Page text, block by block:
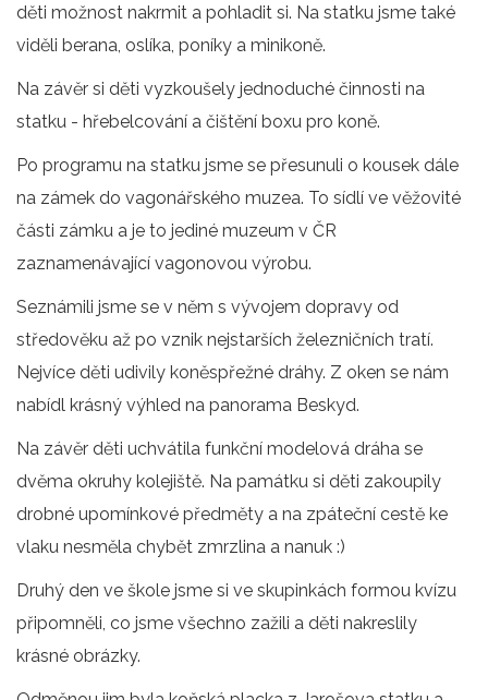
děti možnost nakrmit a pohladit si. Na statku jsme také
viděli berana, oslíka, poníky a minikoně.
Na závěr si děti vyzkoušely jednoduché činnosti na
statku - hřebelcování a čištění boxu pro koně.
Po programu na statku jsme se přesunuli o kousek dále
na zámek do vagonářského muzea. To sídlí ve věžovité
části zámku a je to jediné muzeum v ČR
zaznamenávající vagonovou výrobu.
Seznámili jsme se v něm s vývojem dopravy od
středověku až po vznik nejstarších železničních tratí.
Nejvíce děti udivily koněspřežné dráhy. Z oken se nám
nabídl krásný výhled na panorama Beskyd.
Na závěr děti uchvátila funkční modelová dráha se
dvěma okruhy kolejiště. Na památku si děti zakoupily
drobné upomínkové předměty a na zpáteční cestě ke
vlaku nesměla chybět zmrzlina a nanuk :)
Druhý den ve škole jsme si ve skupinkách formou kvízu
připomněli, co jsme všechno zažili a děti nakreslily
krásné obrázky.